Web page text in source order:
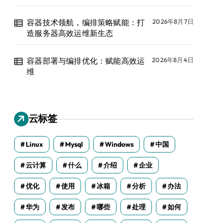
容器技术领航，编排策略赋能：打
造服务器高效运维新生态
2026年8月7日
容器部署与编排优化：赋能高效运
维
2026年8月4日
云标签
Linux Mysql Windows 中国
云计算 什么 介绍 企业
优化 使用 冰箱 分析 办法
华为 发布 哪些 处理 如何